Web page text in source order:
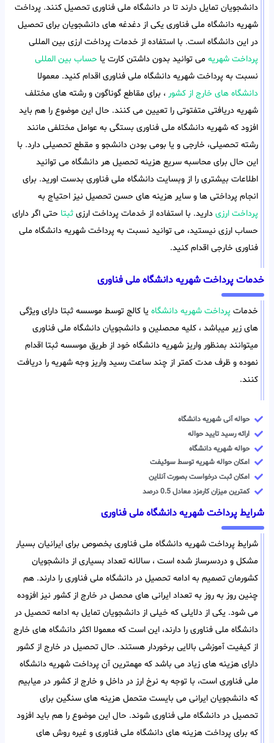
دانشجویان تمایل دارند تا در دانشگاه ملی فناوری تحصیل کنند. پرداخت
شهریه دانشگاه ملی فناوری یکی از دغدغه های دانشجویان برای تحصیل
در این دانشگاه است. با استفاده از خدمات پرداخت ارزی بین المللی
پرداخت شهریه می توانید بدون داشتن کارت یا حساب بین المللی
نسبت به پرداخت شهریه دانشگاه ملی فناوری اقدام کنید. معمولا
دانشگاه های خارج از کشور ، برای مقاطع گوناگون و رشته های مختلف
شهریه دریافتی متفتوتی را تعیین می کنند. حال این موضوع را هم باید
افزود که شهریه دانشگاه ملی فناوری بستگی به عوامل مختلفی مانند
رشته تحصیلی، خارجی و یا بومی بودن دانشجو و مقطع تحصیلی دارد. با
این حال برای محاسبه سریع هزینه تحصیل هر دانشگاه می توانید
اطلاعات بیشتری را از وبسایت دانشگاه ملی فناوری بدست اورید. برای
انجام پرداختی ها و سایر هزینه های حسن تحصیل نیز احتیاج به
پرداخت ارزی دارید. با استفاده از خدمات پرداخت ارزی ثبتا حتی اگر دارای
حساب ارزی نیستید، می توانید نسبت به پرداخت شهریه دانشگاه ملی
فناوری خارجی اقدام کنید.
خدمات پرداخت شهریه دانشگاه ملی فناوری
خدمات پرداخت شهریه دانشگاه یا کالج توسط موسسه ثبتا دارای ویژگی
های زیر میباشد ، کلیه محصلین و دانشجویان دانشگاه ملی فناوری
میتوانند بمنظور واریز شهریه دانشگاه خود از طریق موسسه ثبتا اقدام
نموده و ظرف مدت کمتر از چند ساعت رسید واریز وجه شهریه را دریافت
کنند.
حواله آنی شهریه دانشگاه
ارائه رسید تایید حواله
حواله شهریه دانشگاه
امکان حواله شهریه توسط سوئیفت
امکان ثبت درخواست بصورت آنلاین
کمترین میزان کارمزد معادل 0.5 درصد
شرایط پرداخت شهریه دانشگاه ملی فناوری
شرایط پرداخت شهریه دانشگاه ملی فناوری بخصوص برای ایرانیان بسیار
مشکل و دردسرساز شده است ، سالانه تعداد بسیاری از دانشجویان
کشورمان تصمیم به ادامه تحصیل در دانشگاه ملی فناوری را دارند. هم
چنین روز به روز به تعداد ایرانی های محصل در خارج از کشور نیز افزوده
می شود. یکی از دلایلی که خیلی از دانشجویان تمایل به ادامه تحصیل در
دانشگاه ملی فناوری را دارند، این است که معمولا اکثر دانشگاه های خارج
از کیفیت آموزشی بالایی برخوردار هستند. حال تحصیل در خارج از کشور
دارای هزینه های زیاد می باشد که مهمترین آن پرداخت شهریه دانشگاه
ملی فناوری است، با توجه به نرخ ارز در داخل و خارج از کشور در میابیم
که دانشجویان ایرانی می بایست متحمل هزینه های سنگین برای
تحصیل در دانشگاه ملی فناوری شوند. حال این موضوع را هم باید افزود
که برای پرداخت هزینه های دانشگاه ملی فناوری و غیره روش های